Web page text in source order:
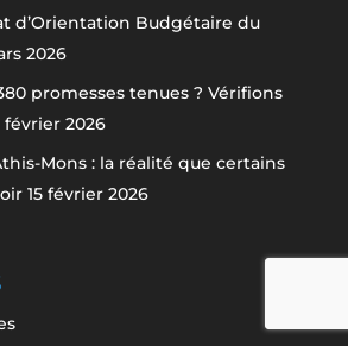
d’Orientation Budgétaire du
2026
promesses tenues ? Vérifions
février 2026
Mons : la réalité que certains
15 février 2026